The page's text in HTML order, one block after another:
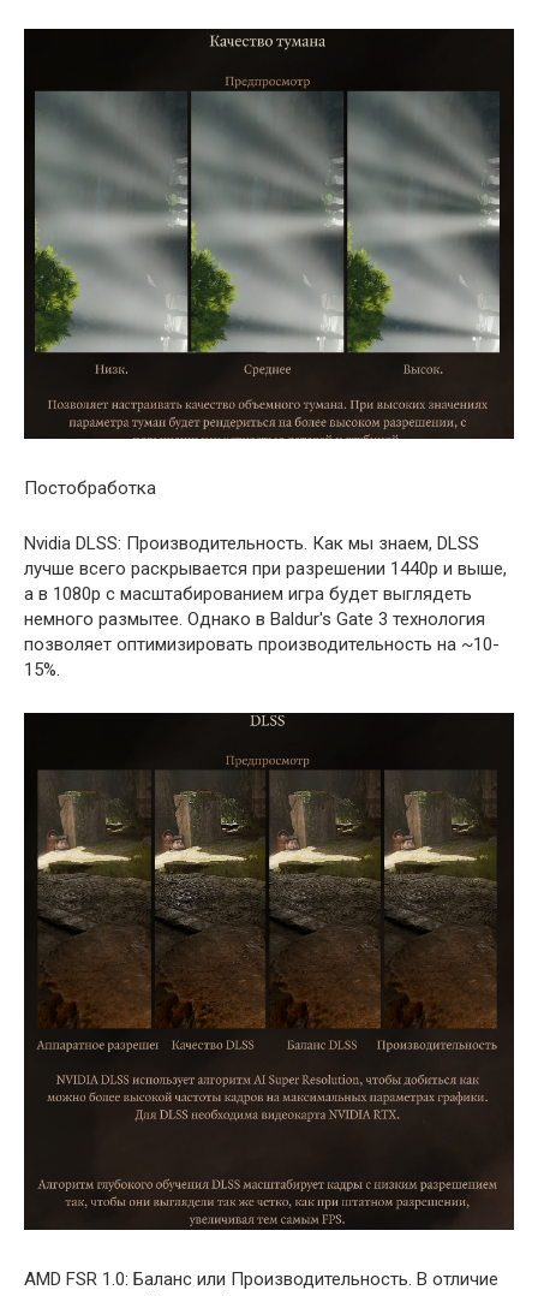
Постобработка
Nvidia DLSS: Производительность. Как мы знаем, DLSS
лучше всего раскрывается при разрешении 1440p и выше,
а в 1080p с масштабированием игра будет выглядеть
немного размытее. Однако в Baldur's Gate 3 технология
позволяет оптимизировать производительность на ~10-
15%.
AMD FSR 1.0: Баланс или Производительность. В отличие